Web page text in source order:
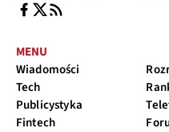
MENU
Wiadomości
Tech
Publicystyka
Fintech